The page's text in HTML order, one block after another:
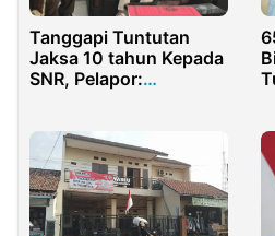
Tanggapi Tuntutan
Jaksa 10 tahun Kepada
SNR, Pelapor: